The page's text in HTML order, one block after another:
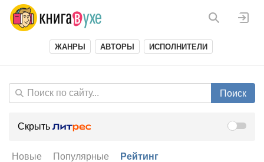
ЖАНРЫ АВТОРЫ ИСПОЛНИТЕЛИ
Поиск
Скрыть
Новые Популярные Рейтинг